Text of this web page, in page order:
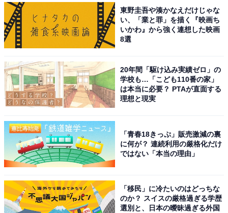
東野圭吾や湊かなえだけじゃな
い、「業と罪」を描く『映画ち
いかわ』から強く連想した映画
8選
20年間「駆け込み実績ゼロ」の
学校も…「こども110番の家」
は本当に必要？ PTAが直面する
理想と現実
「青春18きっぷ」販売激減の裏
に何が？ 連続利用の厳格化だけ
ではない「本当の理由」
「移民」に冷たいのはどっちな
のか？ スイスの厳格過ぎる学歴
選別と、日本の曖昧過ぎる外国